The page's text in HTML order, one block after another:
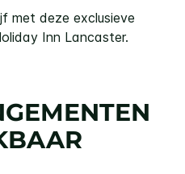
met deze exclusieve
Inn Lancaster.